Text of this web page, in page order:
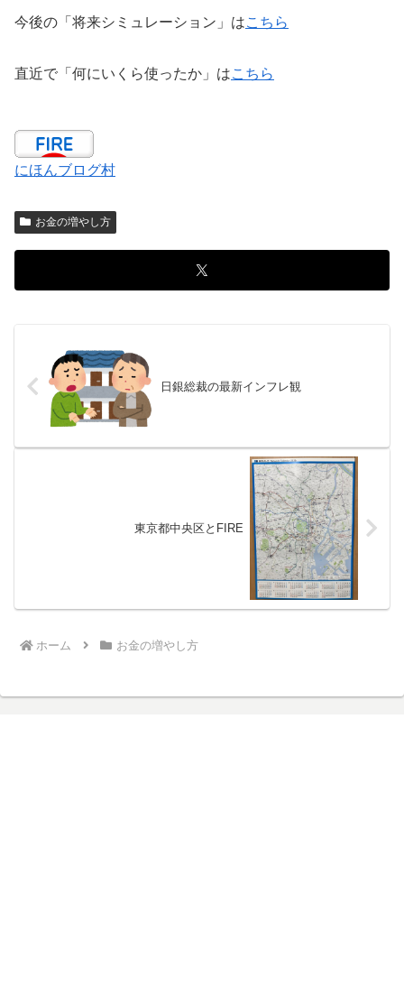
今後の「将来シミュレーション」はこちら
直近で「何にいくら使ったか」はこちら
にほんブログ村
お金の増やし方
日銀総裁の最新インフレ観
東京都中央区とFIRE
ホーム お金の増やし方